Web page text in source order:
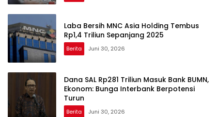
Laba Bersih MNC Asia Holding Tembus
Rp1,4 Triliun Sepanjang 2025
Berita Juni 30, 2026
Dana SAL Rp281 Triliun Masuk Bank BUMN,
Ekonom: Bunga Interbank Berpotensi
Turun
Berita Juni 30, 2026